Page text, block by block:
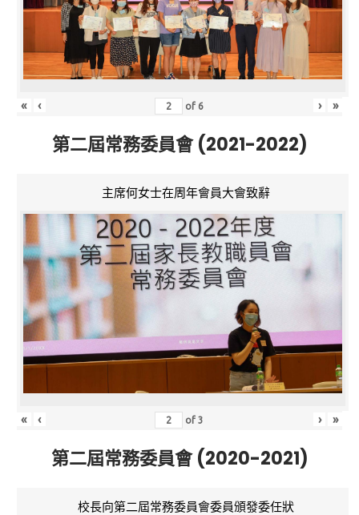
« ‹ of 6 › »
第二屆常務委員會 (2021-2022)
主席何女士在周年會員大會致辭
« ‹ of3 › »
第二屆常務委員會 (2020-2021)
校長向第二屆常務委員會委員頒發委任狀